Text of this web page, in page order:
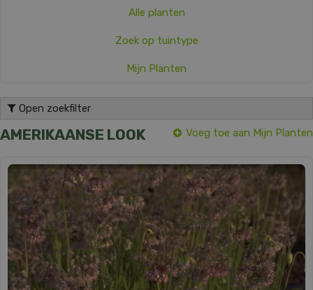
Alle planten
Zoek op tuintype
Mijn Planten
Open zoekfilter
AMERIKAANSE LOOK Voeg toe aan Mijn Planten